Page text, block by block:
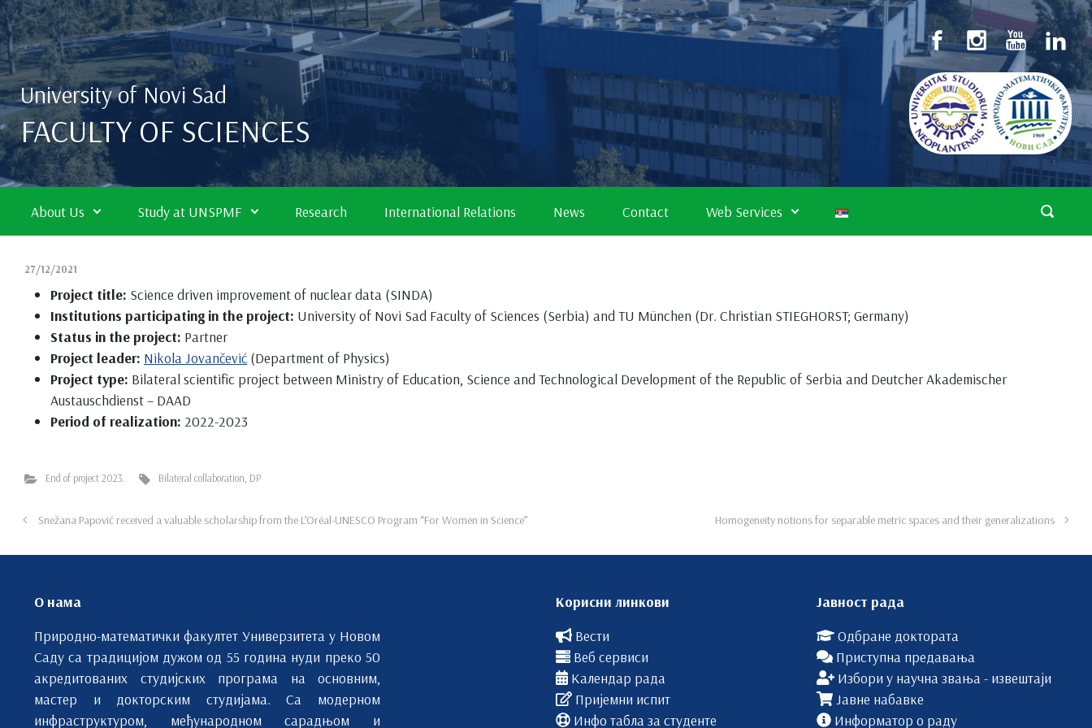
Skip to main content
University of Novi Sad
FACULTY OF SCIENCES
About Us Study at UNSPMF Research International Relations News Contact Web Services
27/12/2021
Project title: Science driven improvement of nuclear data (SINDA)
Institutions participating in the project: University of Novi Sad Faculty of Sciences (Serbia) and TU München (Dr. Christian STIEGHORST; Germany)
Status in the project: Partner
Project leader: Nikola Jovančević (Department of Physics)
Project type: Bilateral scientific project between Ministry of Education, Science and Technological Development of the Republic of Serbia and Deutcher Akademischer
Austauschdienst – DAAD
Period of realization: 2022-2023
End of project 2023. Bilateral collaboration DP
Snežana Papović received a valuable scholarship from the L’Oréal-UNESCO Program “For Women in Science” Homogeneity notions for separable metric spaces and their generalizations
О нама
Природно-математички факултет Универзитета у Новом
Саду са традицијом дужом од 55 година нуди преко 50
акредитованих студијских програма на основним,
мастер и докторским студијама. Са модерном
инфраструктуром, међународном сарадњом и
Корисни линкови
Вести
Веб сервиси
Календар рада
Пријемни испит
Инфо табла за студенте
Јавност рада
Одбране доктората
Приступна предавања
Избори у научна звања - извештаји
Јавне набавке
Информатор о раду